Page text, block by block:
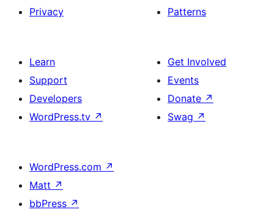
Privacy
Patterns
Learn
Support
Developers
WordPress.tv ↗
Get Involved
Events
Donate ↗
Swag ↗
WordPress.com ↗
Matt ↗
bbPress ↗